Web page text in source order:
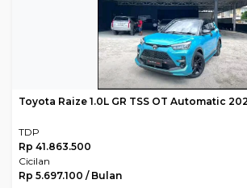
Toyota Raize 1.0L GR TSS OT Automatic
TDP
Rp 41.863.500
Cicilan
Rp 5.697.100 / Bulan